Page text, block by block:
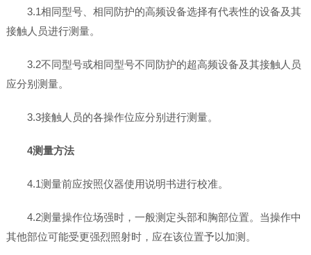
3.1相同型号、相同防护的高频设备选择有代表性的设备及其
接触人员进行测量。
3.2不同型号或相同型号不同防护的超高频设备及其接触人员
应分别测量。
3.3接触人员的各操作位应分别进行测量。
4测量方法
4.1测量前应按照仪器使用说明书进行校准。
4.2测量操作位场强时，一般测定头部和胸部位置。当操作中
其他部位可能受更强烈照射时，应在该位置予以加测。